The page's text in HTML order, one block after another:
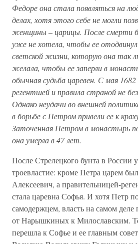
Федоре она стала появляться на
делах, хотя этого себе не могли
женщины – царицы. После смерти
уже не хотела, чтобы ее
светской жизни, которую она так
желала, чтобы ее заперли в
обычная судьба царевен. С мая
регентшей и правила страной не
Однако неудачи во внешней
в борьбе с Петром привели ее к
Заточенная Петром в монастырь
она умерла в 47 лет.
После Стрелецкого бунта в России
троевластие: кроме Петра царем
Алексеевич, а правительницей-
стала царевна Софья. И хотя Петр
самодержцем, власть на самом
от Нарышкиных к Милославским.
перешла к Софье и ее главным